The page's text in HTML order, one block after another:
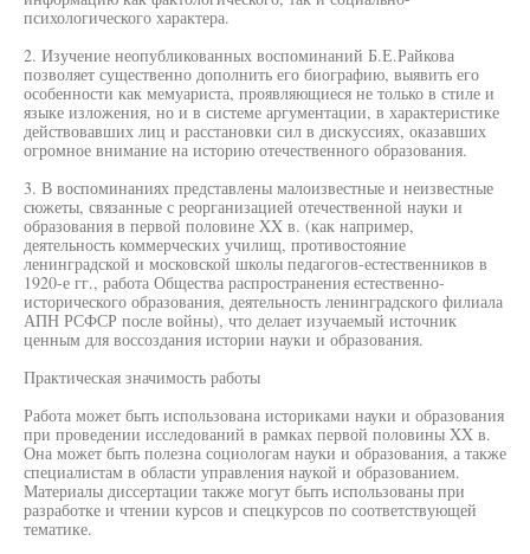
психологического характера.
2. Изучение неопубликованных воспоминаний Б.Е.Райкова
позволяет существенно дополнить его биографию, выявить его
особенности как мемуариста, проявляющиеся не только в стиле и
языке изложения, но и в системе аргументации, в характеристике
действовавших лиц и расстановки сил в дискуссиях, оказавших
огромное внимание на историю отечественного образования.
3. В воспоминаниях представлены малоизвестные и неизвестные
сюжеты, связанные с реорганизацией отечественной науки и
образования в первой половине XX в. (как например,
деятельность коммерческих училищ, противостояние
ленинградской и московской школы педагогов-естественников в
1920-е гг., работа Общества распространения естественно-
исторического образования, деятельность ленинградского филиала
АПН РСФСР после войны), что делает изучаемый источник
ценным для воссоздания истории науки и образования.
Практическая значимость работы
Работа может быть использована историками науки и образования
при проведении исследований в рамках первой половины XX в.
Она может быть полезна социологам науки и образования, а также
специалистам в области управления наукой и образованием.
Материалы диссертации также могут быть использованы при
разработке и чтении курсов и спецкурсов по соответствующей
тематике.